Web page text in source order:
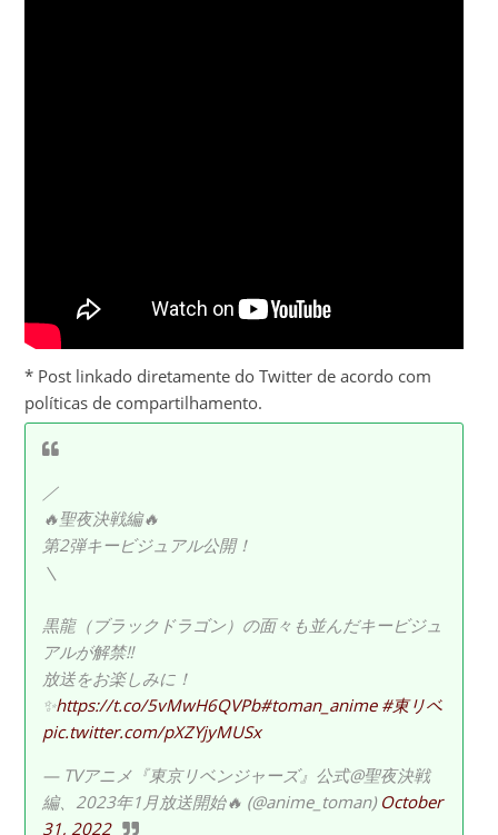
* Post linkado diretamente do Twitter de acordo com
políticas de compartilhamento.
／
🔥聖夜決戦編🔥
第2弾キービジュアル公開！
＼
黒龍（ブラックドラゴン）の面々も並んだキービジュ
アルが解禁‼️
放送をお楽しみに！
✨https://t.co/5vMwH6QVPb#toman_anime #東リベ
pic.twitter.com/pXZYjyMUSx
— TVアニメ『東京リベンジャーズ』公式@聖夜決戦
編、2023年1月放送開始🔥 (@anime_toman) October
31, 2022